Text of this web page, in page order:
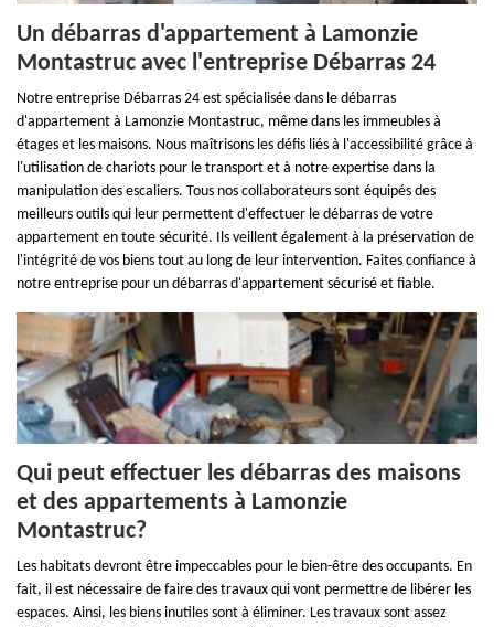
Un débarras d'appartement à Lamonzie
Montastruc avec l'entreprise Débarras 24
Notre entreprise Débarras 24 est spécialisée dans le débarras
d'appartement à Lamonzie Montastruc, même dans les immeubles à
étages et les maisons. Nous maîtrisons les défis liés à l'accessibilité grâce à
l'utilisation de chariots pour le transport et à notre expertise dans la
manipulation des escaliers. Tous nos collaborateurs sont équipés des
meilleurs outils qui leur permettent d'effectuer le débarras de votre
appartement en toute sécurité. Ils veillent également à la préservation de
l'intégrité de vos biens tout au long de leur intervention. Faites confiance à
notre entreprise pour un débarras d'appartement sécurisé et fiable.
Qui peut effectuer les débarras des maisons
et des appartements à Lamonzie
Montastruc?
Les habitats devront être impeccables pour le bien-être des occupants. En
fait, il est nécessaire de faire des travaux qui vont permettre de libérer les
espaces. Ainsi, les biens inutiles sont à éliminer. Les travaux sont assez